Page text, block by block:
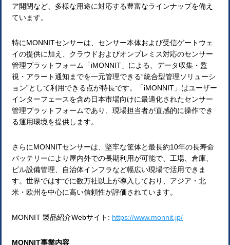
ア開閉など、多様な用途に対応する豊富なラインナップを備え
ています。
特にMONNITセンサーは、センサー本体および受信ゲートウェ
イの提供に加え、クラウドおよびオンプレミス対応のセンサー
管理プラットフォーム「iMONNIT」による、データ収集・監
視・アラート通知までを一元管理できる“統合型管理ソリューシ
ョン”として利用できる点が特長です。「iMONNIT」はユーザー
インターフェースを含め日本市場向けに最適化されたセンサー
管理プラットフォームであり、現場担当者が直感的に操作でき
る運用環境を提供します。
さらにMONNITセンサーは、堅牢な筐体と最長約10年の長寿命
バッテリーにより屋内外での長期利用が可能で、工場、倉庫、
ビル設備管理、自治体インフラなど幅広い現場で活用できま
す。世界ではすでに数万社以上が導入しており、アジア・北
米・欧州を中心に高い信頼性が評価されています。
MONNIT 製品紹介Webサイト: https://www.monnit.jp/
MONNIT事業内容